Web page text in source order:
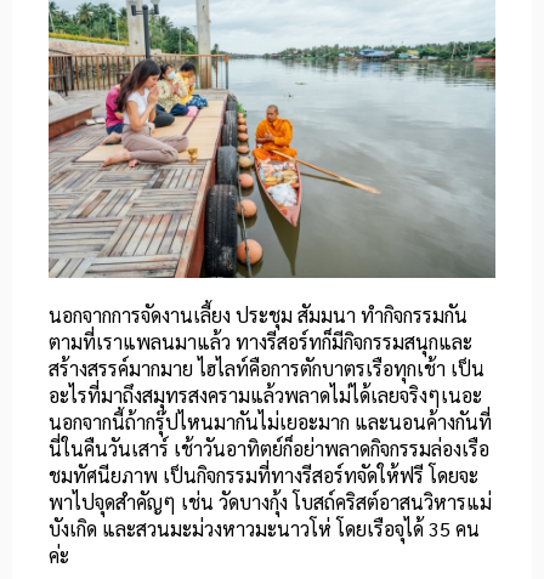
นอกจากการจัดงานเลี้ยง ประชุม สัมมนา ทำกิจกรรมกัน
ตามที่เราแพลนมาแล้ว ทางรีสอร์ทก็มีกิจกรรมสนุกและ
สร้างสรรค์มากมาย ไฮไลท์คือการตักบาตรเรือทุกเช้า เป็น
อะไรที่มาถึงสมุทรสงครามแล้วพลาดไม่ได้เลยจริงๆเนอะ
นอกจากนี้ถ้ากรุ๊ปไหนมากันไม่เยอะมาก และนอนค้างกันที่
นี่ในคืนวันเสาร์ เช้าวันอาทิตย์ก็อย่าพลาดกิจกรรมล่องเรือ
ชมทัศนียภาพ เป็นกิจกรรมที่ทางรีสอร์ทจัดให้ฟรี โดยจะ
พาไปจุดสำคัญๆ เช่น วัดบางกุ้ง โบสถ์คริสต์อาสนวิหารแม่
บังเกิด และสวนมะม่วงหาวมะนาวโห่ โดยเรือจุได้ 35 คน
ค่ะ